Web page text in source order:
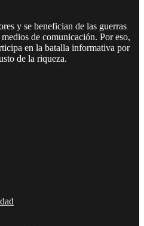
y se benefician de las guerras
de comunicación. Por eso,
en la batalla informativa por
de la riqueza.